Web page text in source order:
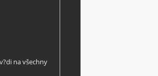
na všechny